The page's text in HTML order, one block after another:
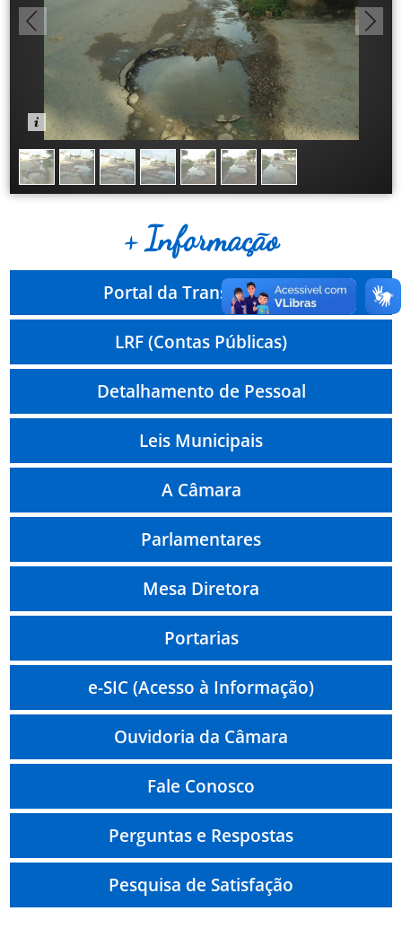
+ Informação
Portal da Transparência
LRF (Contas Públicas)
Detalhamento de Pessoal
Leis Municipais
A Câmara
Parlamentares
Mesa Diretora
Portarias
e-SIC (Acesso à Informação)
Ouvidoria da Câmara
Fale Conosco
Perguntas e Respostas
Pesquisa de Satisfação